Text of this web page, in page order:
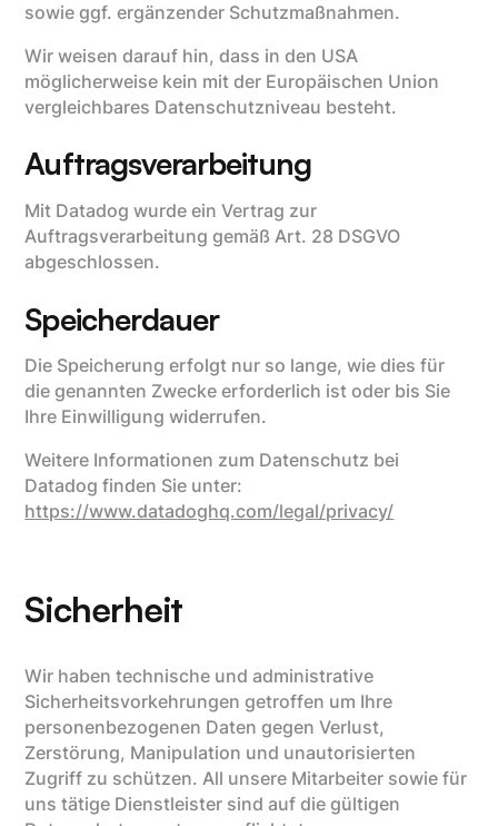
sowie ggf. ergänzender Schutzmaßnahmen.
Wir weisen darauf hin, dass in den USA
möglicherweise kein mit der Europäischen Union
vergleichbares Datenschutzniveau besteht.
Auftragsverarbeitung
Mit Datadog wurde ein Vertrag zur
Auftragsverarbeitung gemäß Art. 28 DSGVO
abgeschlossen.
Speicherdauer
Die Speicherung erfolgt nur so lange, wie dies für
die genannten Zwecke erforderlich ist oder bis Sie
Ihre Einwilligung widerrufen.
Weitere Informationen zum Datenschutz bei
Datadog finden Sie unter:
https://www.datadoghq.com/legal/privacy/
Sicherheit
Wir haben technische und administrative
Sicherheitsvorkehrungen getroffen um Ihre
personenbezogenen Daten gegen Verlust,
Zerstörung, Manipulation und unautorisierten
Zugriff zu schützen. All unsere Mitarbeiter sowie für
uns tätige Dienstleister sind auf die gültigen